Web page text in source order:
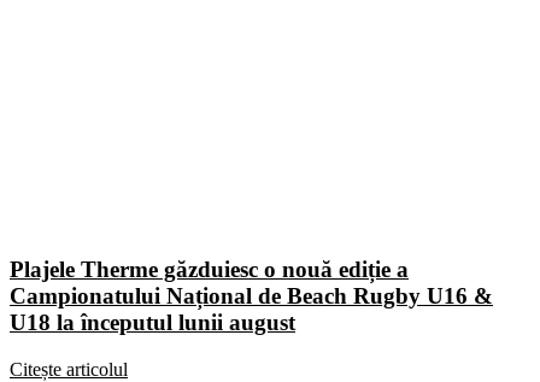
Plajele Therme găzduiesc o nouă ediție a
Campionatului Național de Beach Rugby U16 &
U18 la începutul lunii august
Citește articolul